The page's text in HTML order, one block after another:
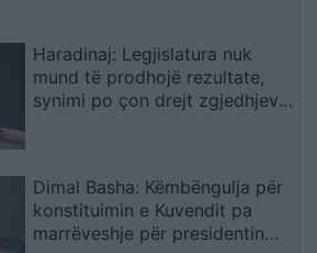
Haradinaj: Legjislatura nuk
mund të prodhojë rezultate,
synimi po çon drejt zgjedhjeve
Dimal Basha: Këmbëngulja për
konstituimin e Kuvendit pa
marrëveshje për presidentin